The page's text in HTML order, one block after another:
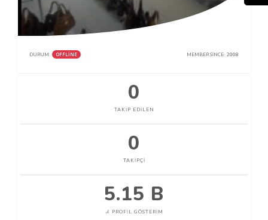
DURUM: OFFLINE MEMBER SINCE: 2008
0
TAKIP EDILEN
0
TAKIPÇI
5.15 B
PROFIL GÖSTERIM